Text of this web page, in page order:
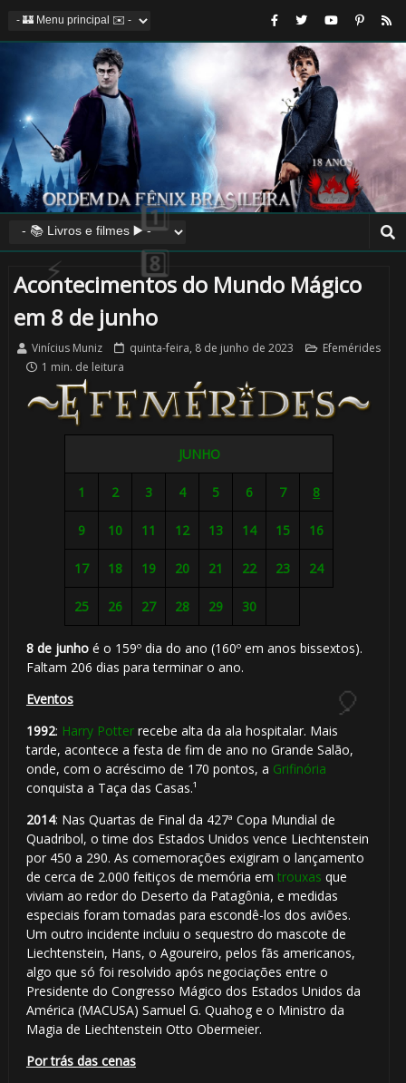
Acontecimentos do Mundo Mágico
em 8 de junho
Vinícius Muniz quinta-feira, 8 de junho de 2023
Efemérides
1 min. de leitura
JUNHO
1 2 3 4 5 6 7 8
9 10 11 12 13 14 15 16
17 18 19 20 21 22 23 24
25 26 27 28 29 30
8 de junhoé o 159º dia do ano (160º em anos bissextos).
Faltam 206 dias para terminar o ano.
Eventos
1992: Harry Potterrecebe alta da ala hospitalar. Mais
tarde, acontece a festa de fim de ano no Grande Salão,
onde, com o acréscimo de 170 pontos, a Grifinória
conquista a Taça das Casas.¹
2014: Nas Quartas de Final da 427ª Copa Mundial de
Quadribol, o time dos Estados Unidos vence Liechtenstein
por 450 a 290. As comemorações exigiram o lançamento
de cerca de 2.000 feitiços de memória em trouxas que
viviam ao redor do Deserto da Patagônia, e medidas
especiais foram tomadas para escondê-los dos aviões.
Um outro incidente incluiu o sequestro do mascote de
Liechtenstein, Hans, o Agoureiro, pelos fãs americanos,
algo que só foi resolvido após negociações entre o
Presidente do Congresso Mágico dos Estados Unidos da
América (MACUSA) Samuel G. Quahog e o Ministro da
Magia de Liechtenstein Otto Obermeier.
Por trás das cenas
1️⃣ 8️⃣
🎂
🎈